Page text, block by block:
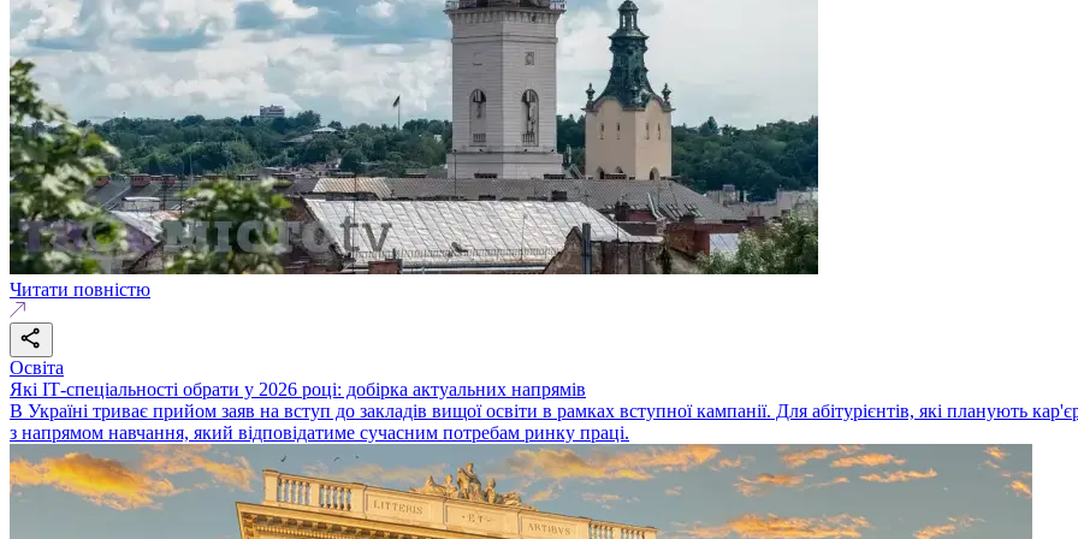
Читати повністю
Освіта
Які ІТ-спеціальності обрати у 2026 році: добірка актуальних напрямів
В Україні триває прийом заяв на вступ до закладів вищої освіти в рамках вступної кампанії. Для абітурієнтів, які планують
з напрямом навчання, який відповідатиме сучасним потребам ринку праці.